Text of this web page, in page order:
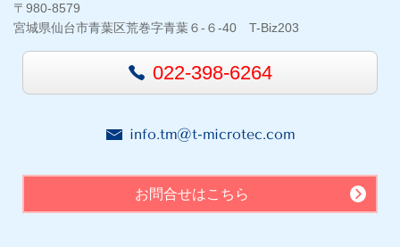
〒980-8579
宮城県仙台市青葉区荒巻字青葉６-６-40 T-Biz203
022-398-6264
info.tm@t-microtec.com
お問合せはこちら